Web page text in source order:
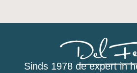
Sinds 1978 de expert in